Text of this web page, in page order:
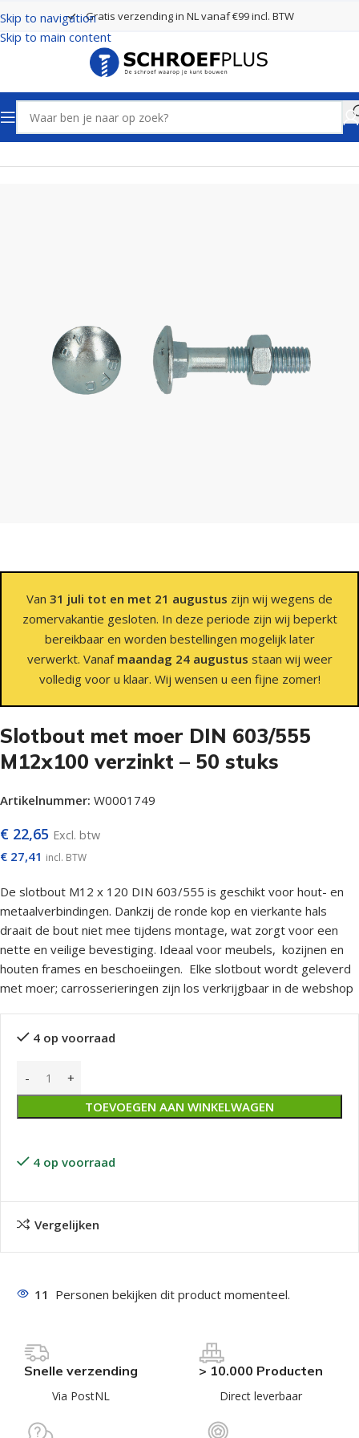
Skip to navigation
Skip to main content
Gratis verzending in NL vanaf €99 incl. BTW
Home Bouten, Moeren en Ringen Slotbouten
Van 31 juli tot en met 21 augustus zijn wij wegens de
zomervakantie gesloten. In deze periode zijn wij beperkt
bereikbaar en worden bestellingen mogelijk later
verwerkt. Vanaf maandag 24 augustus staan wij weer
volledig voor u klaar. Wij wensen u een fijne zomer!
Slotbout met moer DIN 603/555
M12x100 verzinkt – 50 stuks
Artikelnummer: W0001749
€ 22,65 Excl. btw
€ 27,41 incl. BTW
De slotbout M12 x 120 DIN 603/555 is geschikt voor hout- en
metaalverbindingen. Dankzij de ronde kop en vierkante hals
draait de bout niet mee tijdens montage, wat zorgt voor een
nette en veilige bevestiging. Ideaal voor meubels, kozijnen en
houten frames en beschoeiingen. Elke slotbout wordt geleverd
met moer; carrosserieringen zijn los verkrijgbaar in de webshop
4 op voorraad
TOEVOEGEN AAN WINKELWAGEN
4 op voorraad
Vergelijken
11 Personen bekijken dit product momenteel.
Snelle verzending
Via PostNL
> 10.000 Producten
Direct leverbaar